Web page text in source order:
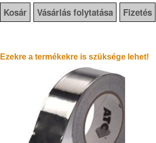
Kosár Vásárlás folytatása Fizetés
Ezekre a termékekre is szüksége lehet!